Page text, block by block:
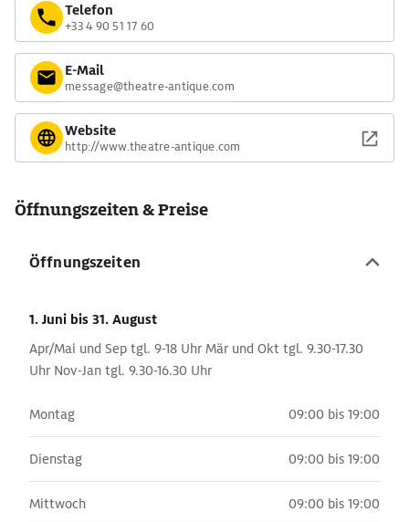
Telefon
+33 4 90 51 17 60
E-Mail
message@theatre-antique.com
Website
http://www.theatre-antique.com
Öffnungszeiten & Preise
Öffnungszeiten
1. Juni bis 31. August
Apr/Mai und Sep tgl. 9-18 Uhr Mär und Okt tgl. 9.30-17.30
Uhr Nov-Jan tgl. 9.30-16.30 Uhr
Montag 09:00 bis 19:00
Dienstag 09:00 bis 19:00
Mittwoch 09:00 bis 19:00